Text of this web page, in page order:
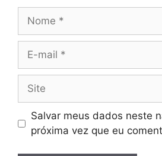
Nome
Site
Salvar meus dados neste
próxima vez que eu